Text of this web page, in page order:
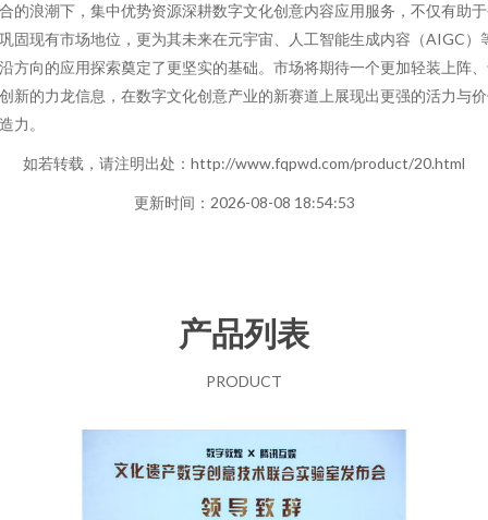
的浪潮下，集中优势资源深耕数字文化创意内容应用服务，不仅有助
固现有市场地位，更为其未来在元宇宙、人工智能生成内容（AIGC）
方向的应用探索奠定了更坚实的基础。市场将期待一个更加轻装上阵
新的力龙信息，在数字文化创意产业的新赛道上展现出更强的活力与
力。
如若转载，请注明出处：http://www.fqpwd.com/product/20.html
更新时间：2026-08-08 18:54:53
产品列表
PRODUCT